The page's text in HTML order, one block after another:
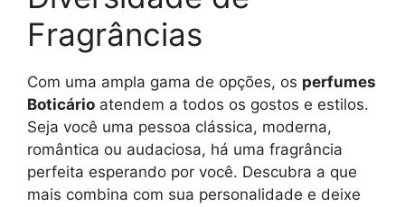
Fragrâncias
Com uma ampla gama de opções, os perfumes
Boticário atendem a todos os gostos e estilos.
Seja você uma pessoa clássica, moderna,
romântica ou audaciosa, há uma fragrância
perfeita esperando por você. Descubra a que
mais combina com sua personalidade e deixe